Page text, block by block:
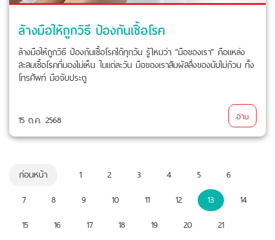
ล้างมือให้ถูกวิธี ป้องกันเชื้อโรค
ล้างมือให้ถูกวิธี ป้องกันเชื้อโรคได้ทุกวัน รู้ไหมว่า “มือของเรา” คือแหล่ง
สะสมเชื้อโรคที่มองไม่เห็น ในแต่ละวัน มือของเราสัมผัสสิ่งของนับไม่ถ้วน ทั้ง
โทรศัพท์ มือจับประตู
15 ต.ค. 2568 อ่าน
ก่อนหน้า 1 2 3 4 5
6
7
8 9 10 11 12 13
14
15
16 17 18 19 20
21